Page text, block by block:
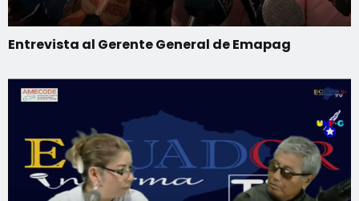
Entrevista al Gerente General de Emapag